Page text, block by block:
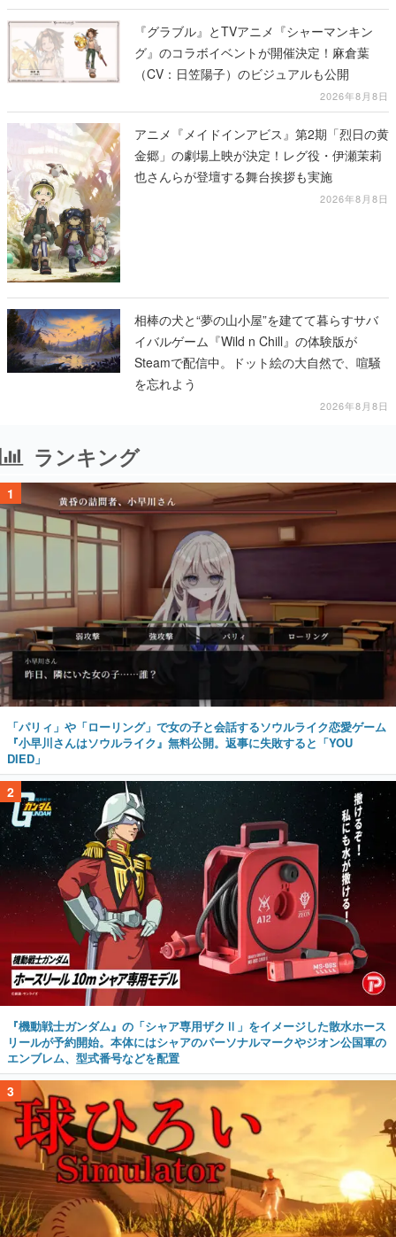
『グラブル』とTVアニメ『シャーマンキン
グ』のコラボイベントが開催決定！麻倉葉
（CV：日笠陽子）のビジュアルも公開
2026年8月8日
アニメ『メイドインアビス』第2期「烈日の黄
金郷」の劇場上映が決定！レグ役・伊瀬茉莉
也さんらが登壇する舞台挨拶も実施
2026年8月8日
相棒の犬と“夢の山小屋”を建てて暮らすサバ
イバルゲーム『Wild n Chill』の体験版が
Steamで配信中。ドット絵の大自然で、喧騒
を忘れよう
2026年8月8日
ランキング
1
「パリィ」や「ローリング」で女の子と会話するソウルライク恋愛ゲーム
『小早川さんはソウルライク』無料公開。返事に失敗すると「YOU
DIED」
2
『機動戦士ガンダム』の「シャア専用ザクⅡ」をイメージした散水ホース
リールが予約開始。本体にはシャアのパーソナルマークやジオン公国軍の
エンブレム、型式番号などを配置
3